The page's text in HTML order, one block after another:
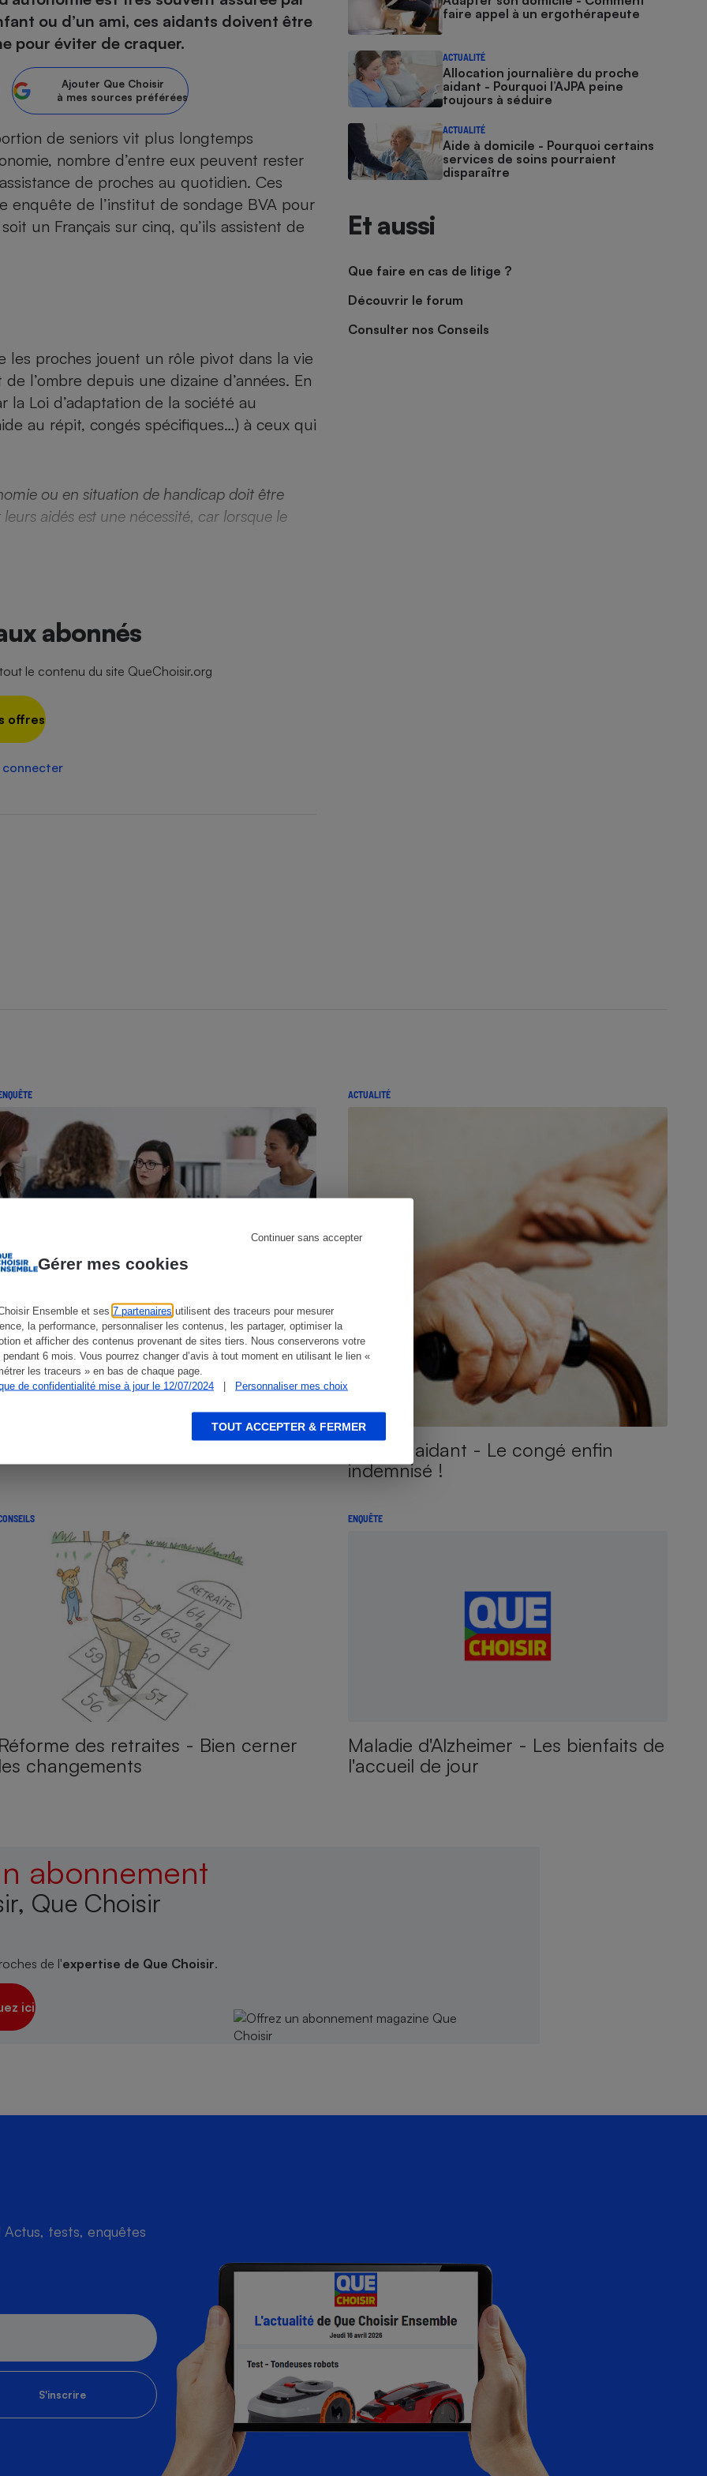
Gérer mes cookies
Ensemble et ses 7 partenaires utilisent des traceurs pour mesurer
la performance, personnaliser les contenus, les partager, optimiser la
et afficher des contenus provenant de sites tiers. Nous conserverons votre
pendant 6 mois. Vous pourrez changer d’avis à tout moment en utilisant le lien «
les traceurs » en bas de chaque page.
de confidentialité mise à jour le 12/07/2024
| Personnaliser mes choix
Continuer sans accepter
TOUT ACCEPTER & FERMER
ou d’un ami, ces aidants doivent être
pour éviter de craquer.
Ajouter Que Choisir
à mes sources préférées
de seniors vit plus longtemps
nombre d’entre eux peuvent rester
de proches au quotidien. Ces
enquête de l’institut de sondage BVA pour
un Français sur cinq, qu’ils assistent de
proches jouent un rôle pivot dans la vie
l’ombre depuis une dizaine d’années. En
Loi d’adaptation de la société au
au répit, congés spécifiques…) à ceux qui
ou en situation de handicap doit être
aidés est une nécessité, car lorsque le
abonnés
le contenu du site QueChoisir.org
offres
connecter
faire appel à un ergothérapeute
ACTUALITÉ
Allocation journalière du proche
aidant - Pourquoi l’AJPA peine
toujours à séduire
ACTUALITÉ
Aide à domicile - Pourquoi certains
services de soins pourraient
disparaître
Et aussi
Que faire en cas de litige ?
Découvrir le forum
Consulter nos Conseils
de la M2A - Une structure
ACTUALITÉ
Proche aidant - Le congé enfin
indemnisé !
Réforme des retraites - Bien cerner
les changements
ENQUÊTE
Maladie d'Alzheimer - Les bienfaits de
l'accueil de jour
abonnement
Que Choisir
de l'expertise de Que Choisir.
ici
tests, enquêtes
S'inscrire
Foie gras
de champagne
en ligne
sèche-linge
congélateur
mobile
Ustensile
Lave-vaisselle
Réfrigérateur
Panneaux
photovoltaïques
smartphone
multifonction
portable
Appareil photo
nettoyeur haute
mutuelle
des devis d’opticiens
santé
Crème solaire